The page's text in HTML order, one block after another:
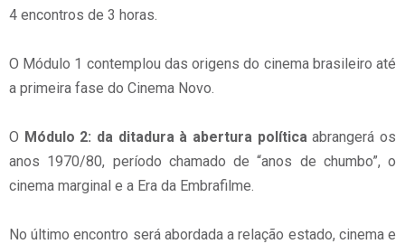
4 encontros de 3 horas.
O Módulo 1 contemplou das origens do cinema brasileiro até
a primeira fase do Cinema Novo.
O Módulo 2: da ditadura à abertura políticaabrangerá os
anos 1970/80, período chamado de “anos de chumbo”, o
cinema marginal e a Era da Embrafilme.
No último encontro será abordada a relação estado, cinema e